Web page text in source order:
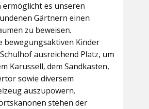
es unseren
Gärtnern einen
zu beweisen.
bewegungsaktiven Kinder
Schulhofausreichend Platz, um
Karussell, dem Sandkasten,
sowie diversem
auszupowern.
stehen der